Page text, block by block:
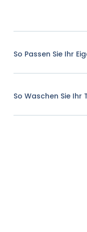
So Passen Sie Ihr
So Waschen Sie Ihr